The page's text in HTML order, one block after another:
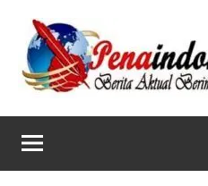
content